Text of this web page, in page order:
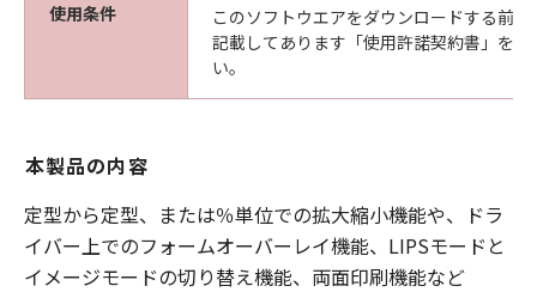
使用条件
このソフトウエアをダウンロードする前
記載してあります「使用許諾契約書」を
い。
本製品の内容
定型から定型、または％単位での拡大縮小機能や、ドラ
イバー上でのフォームオーバーレイ機能、LIPSモードと
イメージモードの切り替え機能、両面印刷機能など